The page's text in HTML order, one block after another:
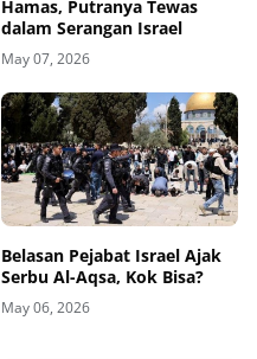
Hamas, Putranya Tewas
dalam Serangan Israel
May 07, 2026
Belasan Pejabat Israel Ajak
Serbu Al-Aqsa, Kok Bisa?
May 06, 2026